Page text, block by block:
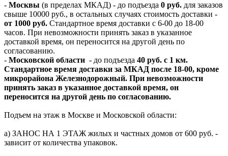
- Москвы (в пределах МКАД) - до подъезда 0 руб. для заказов
свыше 10000 руб., в остальных случаях стоимость доставки -
от 1000 руб. Стандартное время доставки с 6-00 до 18-00
часов. При невозможности принять заказ в указанное
доставкой время, он переносится на другой день по
согласованию.
- Московской области - до подъезда 40 руб. с 1 км.
Стандартное время доставки за МКАД после 18-00, кроме
микрорайона Железнодорожный. При невозможности
принять заказ в указанное доставкой время, он
переносится на другой день по согласованию.
Подъем на этаж в Москве и Московской области:
а) ЗАНОС НА 1 ЭТАЖ жилых и частных домов от 600 руб. -
зависит от количества упаковок.